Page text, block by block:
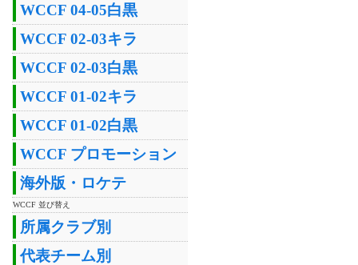
WCCF 04-05白黒
WCCF 02-03キラ
WCCF 02-03白黒
WCCF 01-02キラ
WCCF 01-02白黒
WCCF プロモーション
海外版・ロケテ
WCCF 並び替え
所属クラブ別
代表チーム別